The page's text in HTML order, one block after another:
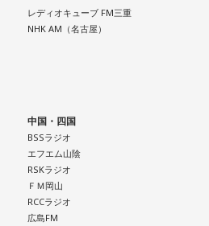
とのなかに、あなたの才能が隠
識して1日を過ごしてみましょ
がる日です。出会いを求めてい
てお出かけをしてみましょう。
ない方は、受け流すと良いでし
レディオキューブ FM三重
NHK AM（名古屋）
中国・四国
BSSラジオ
エフエム山陰
RSKラジオ
ＦＭ岡山
RCCラジオ
広島FM